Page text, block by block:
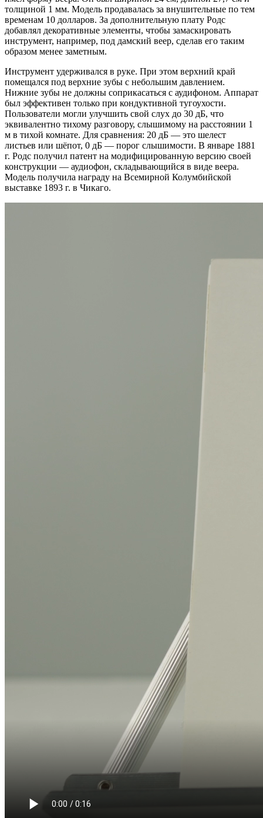
толщиной 1 мм. Модель продавалась за внушительные по тем
временам 10 долларов. За дополнительную плату Родс
добавлял декоративные элементы, чтобы замаскировать
инструмент, например, под дамский веер, сделав его таким
образом менее заметным.
Инструмент удерживался в руке. При этом верхний край
помещался под верхние зубы с небольшим давлением.
Нижние зубы не должны соприкасаться с аудифоном. Аппарат
был эффективен только при кондуктивной тугоухости.
Пользователи могли улучшить свой слух до 30 дБ, что
эквивалентно тихому разговору, слышимому на расстоянии 1
м в тихой комнате. Для сравнения: 20 дБ — это шелест
листьев или шёпот, 0 дБ — порог слышимости. В январе 1881
г. Родс получил патент на модифицированную версию своей
конструкции — аудиофон, складывающийся в виде веера.
Модель получила награду на Всемирной Колумбийской
выставке 1893 г. в Чикаго.